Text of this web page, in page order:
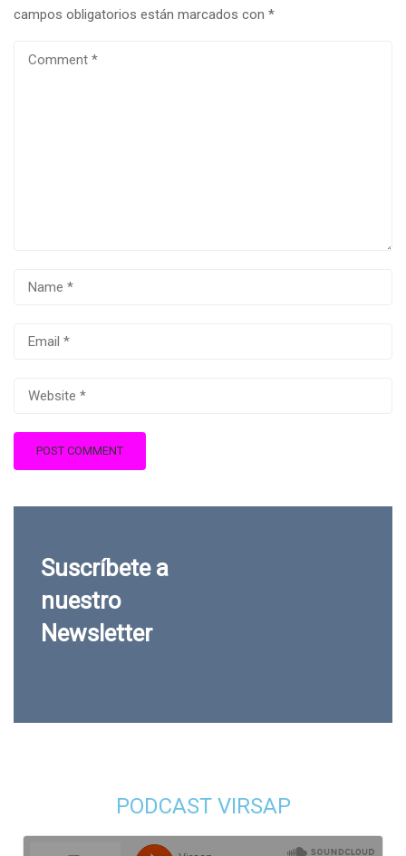
campos obligatorios están marcados con *
Suscríbete a
nuestro
Newsletter
PODCAST VIRSAP